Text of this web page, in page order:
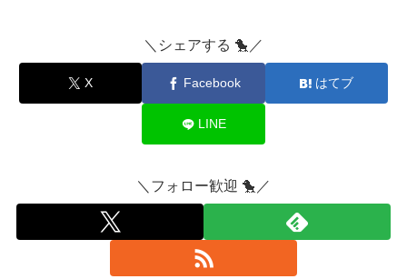
＼シェアする 🐤／
X Facebook はてブ
LINE
＼フォロー歓迎 🐤／